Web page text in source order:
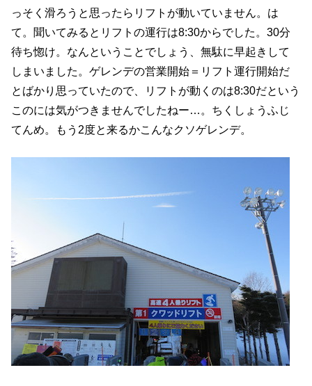
っそく滑ろうと思ったらリフトが動いていません。は
て。聞いてみるとリフトの運行は8:30からでした。30分
待ち惚け。なんということでしょう、無駄に早起きして
しまいました。ゲレンデの営業開始＝リフト運行開始だ
とばかり思っていたので、リフトが動くのは8:30だという
このには気がつきませんでしたねー…。ちくしょうふじ
てんめ。もう2度と来るかこんなクソゲレンデ。